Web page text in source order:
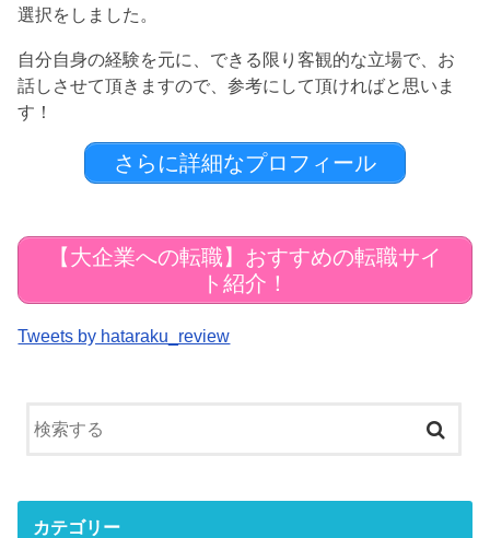
選択をしました。
自分自身の経験を元に、できる限り客観的な立場で、お
話しさせて頂きますので、参考にして頂ければと思いま
す！
さらに詳細なプロフィール
【大企業への転職】おすすめの転職サイ
ト紹介！
Tweets by hataraku_review
カテゴリー